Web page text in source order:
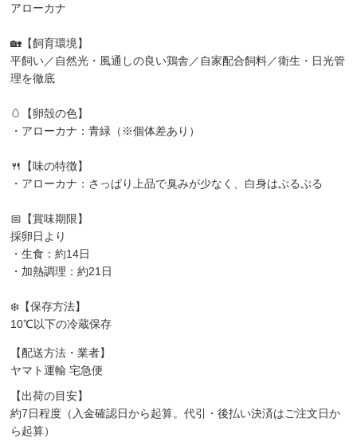
アローカナ
🏡【飼育環境】
平飼い／自然光・風通しの良い鶏舎／自家配合飼料／衛生・日光管
理を徹底
🥚【卵殻の色】
・アローカナ：青緑（※個体差あり）
🍴【味の特徴】
・アローカナ：さっぱり上品で臭みが少なく、白身はぷるぷる
📅【賞味期限】
採卵日より
・生食：約14日
・加熱調理：約21日
❄️【保存方法】
10℃以下の冷蔵保存
【配送方法・業者】
ヤマト運輸 宅急便
【出荷の目安】
約7日程度（入金確認日から起算。代引・後払い決済はご注文日か
ら起算）